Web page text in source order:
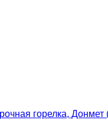
горелка, Донмет